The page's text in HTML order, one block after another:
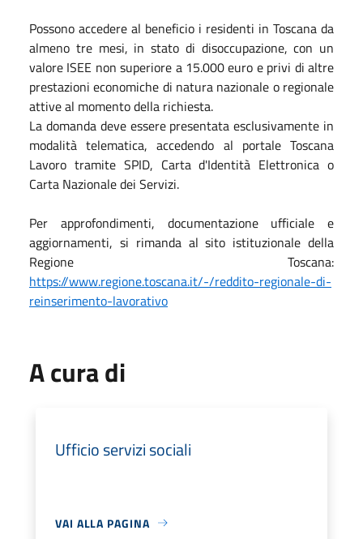
Possono accedere al beneficio i residenti in Toscana da
almeno tre mesi, in stato di disoccupazione, con un
valore ISEE non superiore a 15.000 euro e privi di altre
prestazioni economiche di natura nazionale o regionale
attive al momento della richiesta.
La domanda deve essere presentata esclusivamente in
modalità telematica, accedendo al portale Toscana
Lavoro tramite SPID, Carta d'Identità Elettronica o
Carta Nazionale dei Servizi.
Per approfondimenti, documentazione ufficiale e
aggiornamenti, si rimanda al sito istituzionale della
Regione Toscana:
https://www.regione.toscana.it/-/reddito-regionale-di-
reinserimento-lavorativo
A cura di
Ufficio servizi sociali
VAI ALLA PAGINA